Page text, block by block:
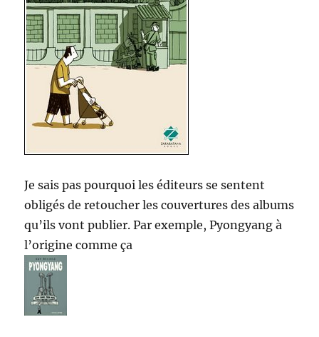
Je sais pas pourquoi les éditeurs se sentent
obligés de retoucher les couvertures des albums
qu’ils vont publier. Par exemple, Pyongyang à
l’origine comme ça